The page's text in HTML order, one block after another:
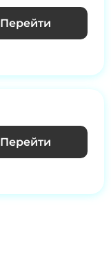
Перейти
Перейти